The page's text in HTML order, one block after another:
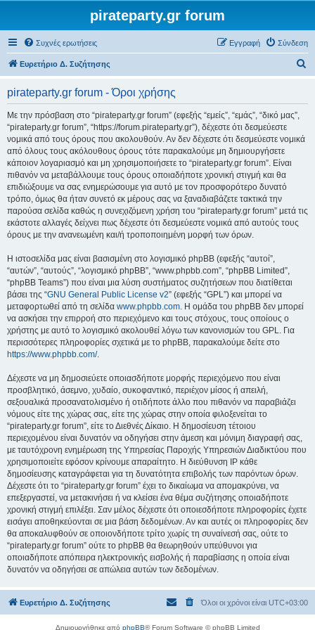
pirateparty.gr forum
Συχνές ερωτήσεις Σύνδεση
Εγγραφή
Ευρετήριο Δ. Συζήτησης
pirateparty.gr forum - Όροι χρήσης
Με την πρόσβαση στο “pirateparty.gr forum” (εφεξής “εμείς”, “εμάς”, “δικό μας”,
“pirateparty.gr forum”, “https://forum.pirateparty.gr”), δέχεστε ότι δεσμεύεστε
νομικά από τους όρους που ακολουθούν. Αν δεν δέχεστε ότι δεσμεύεστε νομικά
από όλους τους ακόλουθους όρους τότε παρακαλούμε μη δημιουργήσετε
κάποιον λογαριασμό και μη χρησιμοποιήσετε το “pirateparty.gr forum”. Είναι
πιθανόν να μεταβάλλουμε τους όρους οποιαδήποτε χρονική στιγμή και θα
επιδιώξουμε να σας ενημερώσουμε για αυτό με τον προσφορότερο δυνατό
τρόπο, όμως θα ήταν συνετό εκ μέρους σας να ξαναδιαβάζετε τακτικά την
παρούσα σελίδα καθώς η συνεχιζόμενη χρήση του “pirateparty.gr forum” μετά τις
εκάστοτε αλλαγές δείχνει πως δέχεστε ότι δεσμεύεστε νομικά από αυτούς τους
όρους με την ανανεωμένη και/ή τροποποιημένη μορφή των όρων.
Η ιστοσελίδα μας είναι βασισμένη στο λογισμικό phpBB (εφεξής “αυτοί”,
“αυτών”, “αυτούς”, “λογισμικό phpBB”, “www.phpbb.com”, “phpBB Limited”,
“phpBB Teams”) που είναι μια λύση συστήματος συζητήσεων που διατίθεται
βάσει της “GNU General Public License v2” (εφεξής “GPL”) και μπορεί να
μεταφορτωθεί από τη σελίδα www.phpbb.com. Η ομάδα του phpBB δεν μπορεί
να ασκήσει την επιρροή στο περιεχόμενο και τους στόχους, τους οποίους ο
χρήστης με αυτό το λογισμικό ακολουθεί λόγω των κανονισμών του GPL. Για
περισσότερες πληροφορίες σχετικά με το phpBB, παρακαλούμε δείτε στο
https://www.phpbb.com/.
Δέχεστε να μη δημοσιεύετε οποιασδήποτε μορφής περιεχόμενο που είναι
προσβλητικό, άσεμνο, χυδαίο, συκοφαντικό, περιέχον μίσος ή απειλή,
σεξουαλικά προσανατολισμένο ή οτιδήποτε άλλο που πιθανόν να παραβιάζει
νόμους είτε της χώρας σας, είτε της χώρας στην οποία φιλοξενείται το
“pirateparty.gr forum”, είτε το Διεθνές Δίκαιο. Η δημοσίευση τέτοιου
περιεχομένου είναι δυνατόν να οδηγήσει στην άμεση και μόνιμη διαγραφή σας,
με ταυτόχρονη ενημέρωση της Υπηρεσίας Παροχής Υπηρεσιών Διαδικτύου που
χρησιμοποιείτε εφόσον κρίνουμε απαραίτητο. Η διεύθυνση IP κάθε
δημοσίευσης καταγράφεται για τη δυνατότητα επιβολής των παρόντων όρων.
Δέχεστε ότι το “pirateparty.gr forum” έχει το δικαίωμα να απομακρύνει, να
επεξεργαστεί, να μετακινήσει ή να κλείσει ένα θέμα συζήτησης οποιαδήποτε
χρονική στιγμή επιλέξει. Σαν μέλος δέχεστε ότι οποιεσδήποτε πληροφορίες έχετε
εισάγει αποθηκεύονται σε μια βάση δεδομένων. Αν και αυτές οι πληροφορίες δεν
θα αποκαλυφθούν σε οποιονδήποτε τρίτο χωρίς τη συναίνεσή σας, ούτε το
“pirateparty.gr forum” ούτε το phpBB θα θεωρηθούν υπεύθυνοι για
οποιαδήποτε απόπειρα ηλεκτρονικής εισβολής ή παραβίασης η οποία είναι
δυνατόν να οδηγήσει σε απώλεια αυτών των δεδομένων.
Ευρετήριο Δ. Συζήτησης Όλοι οι χρόνοι είναι UTC+03:00
Δημιουργήθηκε από phpBB® Forum Software © phpBB Limited